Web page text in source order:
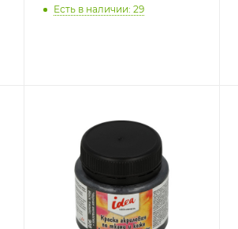
Есть в наличии: 29